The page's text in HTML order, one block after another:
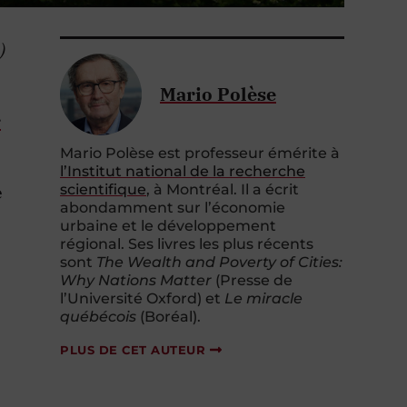
)
Mario Polèse
Mario Polèse est professeur émérite à
l’Institut national de la recherche
scientifique, à Montréal. Il a écrit
abondamment sur l’économie
urbaine et le développement
régional. Ses livres les plus récents
sont The Wealth and Poverty of Cities:
Why Nations Matter (Presse de
l’Université Oxford) et Le miracle
québécois (Boréal).
PLUS DE CET AUTEUR